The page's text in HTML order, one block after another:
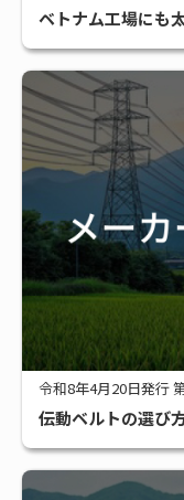
ベトナム工場にも
令和8年4月20日発行
伝動ベルトの選び